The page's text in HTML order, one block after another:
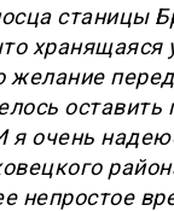
станицы
хранящаяся
желание
оставить
очень
непростое